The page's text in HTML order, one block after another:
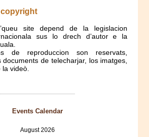
copyright
site depend de la legislacion
sus lo drech d’autor e la
de reproduccion son reservats,
de telecharjar, los imatges,
videò.
Events Calendar
August 2026